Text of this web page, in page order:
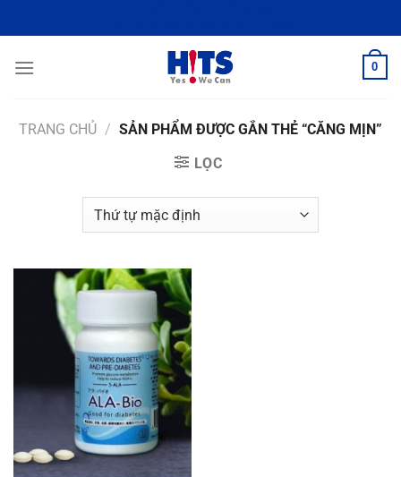
đến
dung
0
TRANG CHỦ / SẢN PHẨM ĐƯỢC GẮN THẺ “CĂNG MỊN”
LỌC